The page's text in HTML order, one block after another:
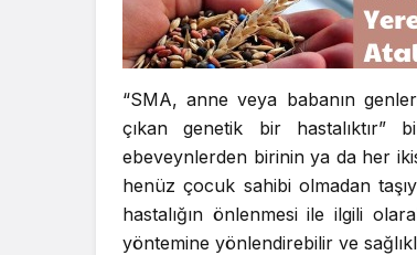
“SMA, anne veya babanın
çıkan genetik bir hastalıktır”
ebeveynlerden birinin ya da her
henüz çocuk sahibi olmadan
hastalığın önlenmesi ile ilgili
yöntemine yönlendirebilir ve